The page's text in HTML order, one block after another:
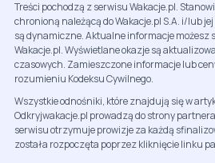
Treści pochodzą z serwisu Wakacje.pl.
chronioną należącą do Wakacje.pl S.A. i/lub
są dynamiczne. Aktualne informacje możesz
Wakacje.pl. Wyświetlane okazje są
czasowych. Zamieszczone informacje lub
rozumieniu Kodeksu Cywilnego.
Wszystkie odnośniki, które znajdują się w
Odkryjwakacje.pl prowadzą do strony
serwisu otrzymuje prowizje za każdą
została rozpoczęta poprzez kliknięcie linku